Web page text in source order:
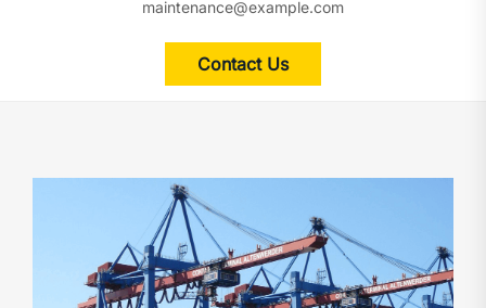
maintenance@example.com
Contact Us